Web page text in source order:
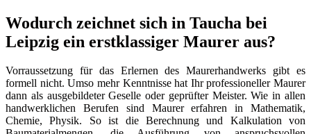
Wodurch zeichnet sich in Taucha bei
Leipzig ein erstklassiger Maurer aus?
Vorraussetzung für das Erlernen des Maurerhandwerks gibt es
formell nicht. Umso mehr Kenntnisse hat Ihr professioneller Maurer
dann als ausgebildeter Geselle oder geprüfter Meister. Wie in allen
handwerklichen Berufen sind Maurer erfahren in Mathematik,
Chemie, Physik. So ist die Berechnung und Kalkulation von